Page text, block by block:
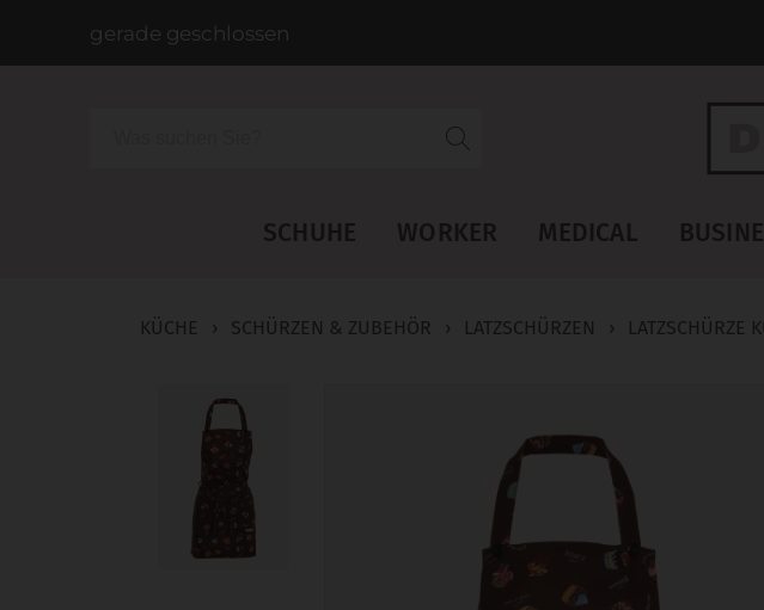
gerade geschlossen
SCHUHE WORKER MEDICAL
KÜCHE › SCHÜRZEN & ZUBEHÖR › LATZSCHÜRZEN › LATZSCHÜRZE